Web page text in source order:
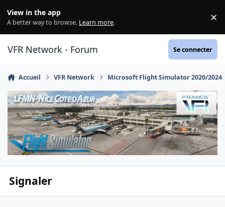
View in the app
A better way to browse. Learn more. ×
VFR Network - Forum Se connecter
Accueil VFR Network Microsoft Flight Simulator 2020/2024
Signaler